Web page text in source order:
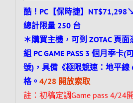
酷！PC【保時捷】
總計限量 250 台
＊購買主機，可到 ZOTAC 頁
組 PC GAME PASS 3 個月季卡(
號)，具備《極限競速：地平線
格。 4/28 開放索取
註：初稿定調Game pass 4/24